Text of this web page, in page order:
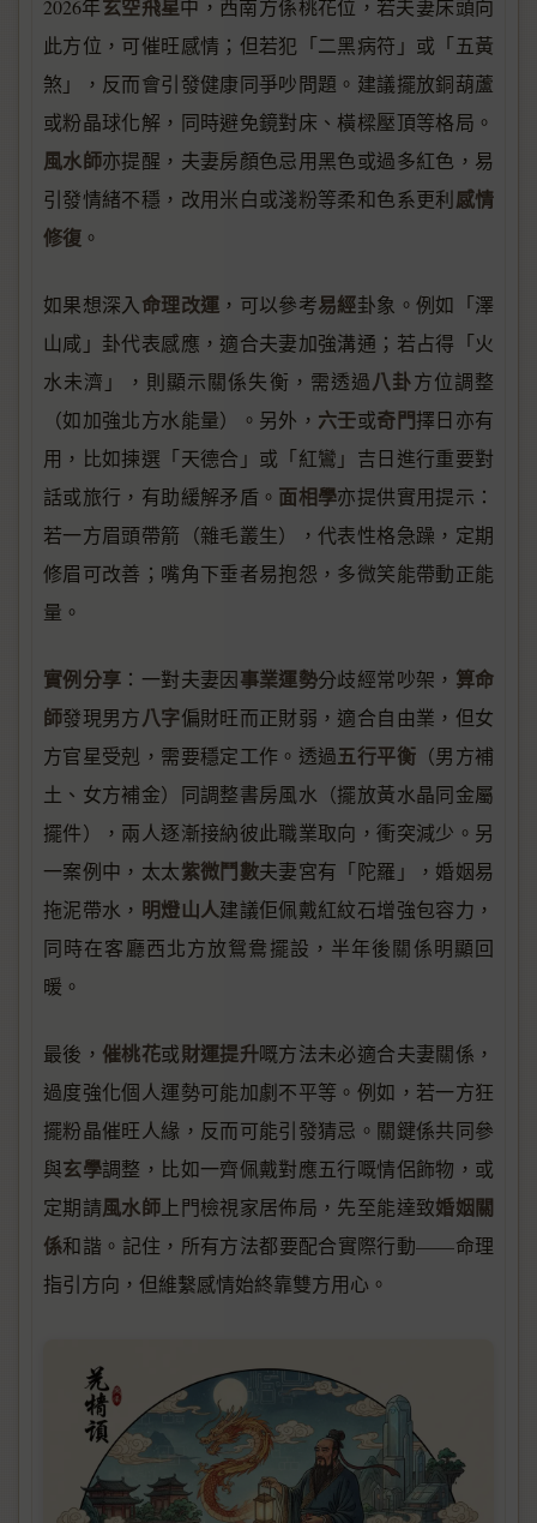
2026年玄空飛星中，西南方係桃花位，若夫妻床頭向
此方位，可催旺感情；但若犯「二黑病符」或「五黃
煞」，反而會引發健康同爭吵問題。建議擺放銅葫蘆
或粉晶球化解，同時避免鏡對床、橫樑壓頂等格局。
風水師亦提醒，夫妻房顏色忌用黑色或過多紅色，易
引發情緒不穩，改用米白或淺粉等柔和色系更利 感情
修復 。
如果想深入 命理改運 ，可以參考易經卦象。例如「澤
山咸」卦代表感應，適合夫妻加強溝通；若占得「火
水未濟」，則顯示關係失衡，需透過八卦方位調整
（如加強北方水能量）。另外， 六壬或奇門擇日亦有
用，比如揀選「天德合」或「紅鸞」吉日進行重要對
話或旅行，有助緩解矛盾。 面相學亦提供實用提示：
若一方眉頭帶箭（雜毛叢生），代表性格急躁，定期
修眉可改善；嘴角下垂者易抱怨，多微笑能帶動正能
量。
實例分享 ：一對夫妻因事業運勢分歧經常吵架， 算命
師發現男方八字偏財旺而正財弱，適合自由業，但女
方官星受剋，需要穩定工作。透過五行平衡（男方補
土、女方補金）同調整書房風水（擺放黃水晶同金屬
擺件），兩人逐漸接納彼此職業取向，衝突減少。另
一案例中，太太紫微鬥數夫妻宮有「陀羅」，婚姻易
拖泥帶水， 明燈山人建議佢佩戴紅紋石增強包容力，
同時在客廳西北方放鴛鴦擺設，半年後關係明顯回
暖。
最後， 催桃花或財運提升嘅方法未必適合夫妻關係，
過度強化個人運勢可能加劇不平等。例如，若一方狂
擺粉晶催旺人緣，反而可能引發猜忌。關鍵係共同參
與玄學調整，比如一齊佩戴對應五行嘅情侶飾物，或
定期請風水師 上門檢視家居佈局，先至能達致婚姻關
係和諧。記住，所有方法都要配合實際行動——命理
指引方向，但維繫感情始終靠雙方用心。